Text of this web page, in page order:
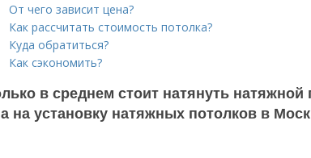
От чего зависит цена?
Как рассчитать стоимость потолка?
Куда обратиться?
Как сэкономить?
в среднем стоит натянуть натяжной
на установку натяжных потолков в